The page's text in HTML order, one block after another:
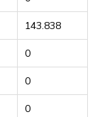
143.838
0
0
0